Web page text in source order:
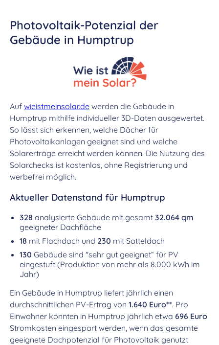
Photovoltaik-Potenzial der
Gebäude in Humptrup
Auf wieistmeinsolar.de werden die Gebäude in
Humptrup mithilfe individueller 3D-Daten ausgewertet.
So lässt sich erkennen, welche Dächer für
Photovoltaikanlagen geeignet sind und welche
Solarerträge erreicht werden können. Die Nutzung des
Solarchecks ist kostenlos, ohne Registrierung und
werbefrei möglich.
Aktueller Datenstand für Humptrup
328 analysierte Gebäude mit gesamt 32.064 qm
geeigneter Dachfläche
18 mit Flachdach und 230 mit Satteldach
130 Gebäude sind "sehr gut geeignet“ für PV
eingestuft (Produktion von mehr als 8.000 kWh im
Jahr)
Ein Gebäude in Humptrup liefert jährlich einen
durchschnittlichen PV-Ertrag von 1.640 Euro**. Pro
Einwohner könnten in Humptrup jährlich etwa 696 Euro
Stromkosten eingespart werden, wenn das gesamte
geeignete Dachpotenzial für Photovoltaik genutzt